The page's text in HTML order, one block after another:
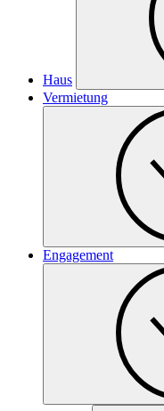
Haus
Vermietung
Engagement